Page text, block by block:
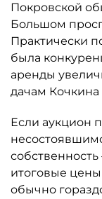
Покровской
Большом
Практически
была
аренды
дачам
Если аукцион
итоговые
обычно